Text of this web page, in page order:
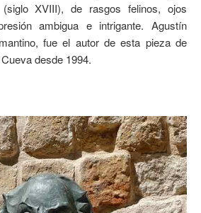
XVIII), de rasgos felinos, ojos
ambigua e intrigante. Agustín
fue el autor de esta pieza de
desde 1994.